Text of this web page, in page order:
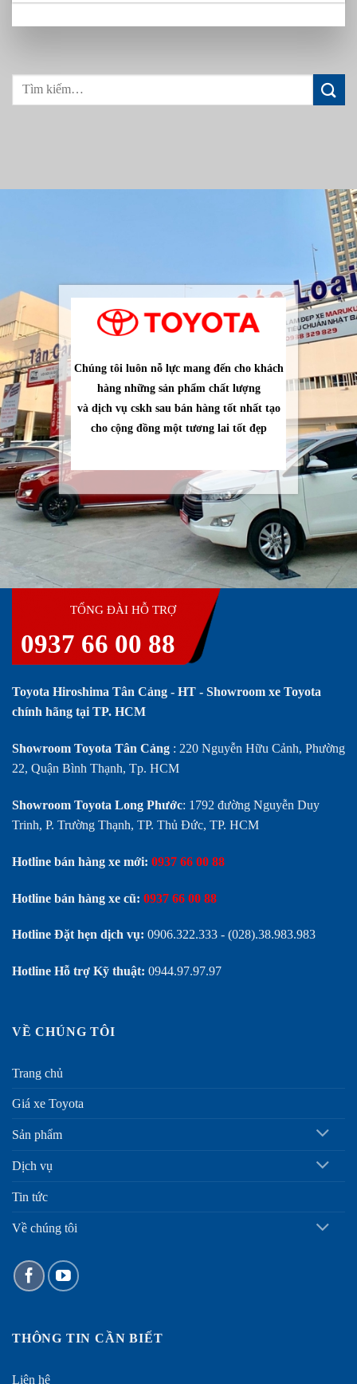
Chúng tôi luôn nỗ lực mang đến cho khách
hàng những sản phẩm chất lượng
và dịch vụ cskh sau bán hàng tốt nhất tạo
cho cộng đồng một tương lai tốt đẹp
TỔNG ĐÀI HỖ TRỢ
0937 66 00 88
Toyota Hiroshima Tân Cảng - HT - Showroom xe Toyota
chính hãng tại TP. HCM
Showroom Toyota Tân Cảng : 220 Nguyễn Hữu Cảnh, Phường
22, Quận Bình Thạnh, Tp. HCM
Showroom Toyota Long Phước: 1792 đường Nguyễn Duy
Trinh, P. Trường Thạnh, TP. Thủ Đức, TP. HCM
Hotline bán hàng xe mới: 0937 66 00 88
Hotline bán hàng xe cũ: 0937 66 00 88
Hotline Đặt hẹn dịch vụ: 0906.322.333 - (028).38.983.983
Hotline Hỗ trợ Kỹ thuật: 0944.97.97.97
VỀ CHÚNG TÔI
Trang chủ
Giá xe Toyota
Sản phẩm
Dịch vụ
Tin tức
Về chúng tôi
THÔNG TIN CẦN BIẾT
Liên hệ